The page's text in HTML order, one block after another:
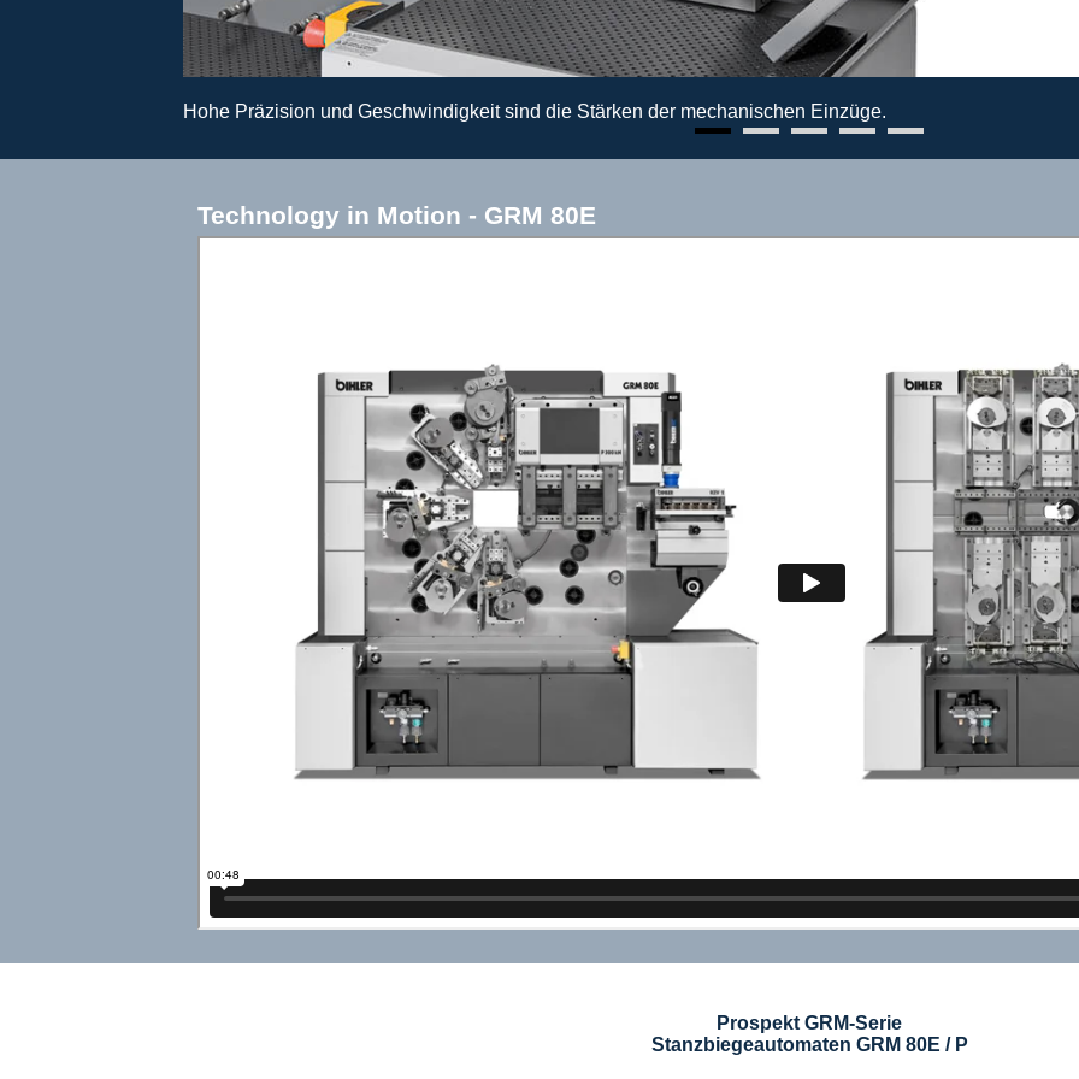
Hohe Präzision und Geschwindigkeit sind die Stärken der mechanischen Einzüge.
Technology in Motion - GRM 80E
Prospekt GRM-Serie
Stanzbiegeautomaten GRM 80E / P